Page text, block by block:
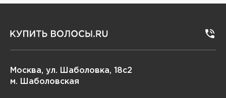
Москва, ул. Шаболовка, 18с2
м. Шаболовская